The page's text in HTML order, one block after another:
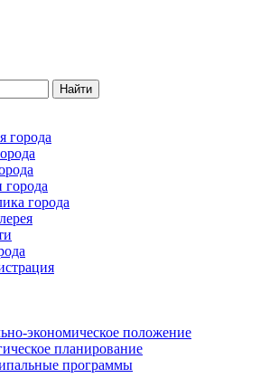
Найти
города
города
экономическое положение
планирование
программы